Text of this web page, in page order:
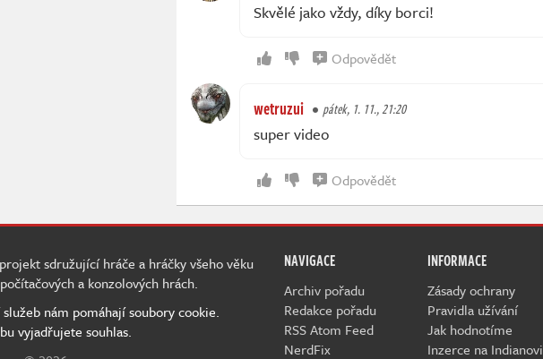
Skvělé jako vždy, díky borci!
Odpovědět
wetruzui pátek, 1. 11., 21:20
super video
Odpovědět
NAVIGACE
Archiv pořadu
Redakce pořadu
RSS Atom Feed
NerdFix
INFORMACE
Zásady ochrany
Pravidla užívání
Jak hodnotíme
Inzerce na Indianovi
sdružující hráče a hráčky všeho věku
a konzolových hrách.
nám pomáhají soubory cookie.
vyjadřujete souhlas.